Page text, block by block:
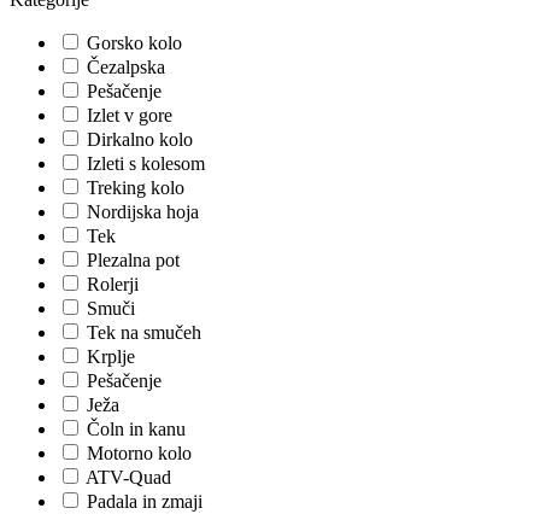
Gorsko kolo
Čezalpska
Pešačenje
Izlet v gore
Dirkalno kolo
Izleti s kolesom
Treking kolo
Nordijska hoja
Tek
Plezalna pot
Rolerji
Smuči
Tek na smučeh
Krplje
Pešačenje
Ježa
Čoln in kanu
Motorno kolo
ATV-Quad
Padala in zmaji